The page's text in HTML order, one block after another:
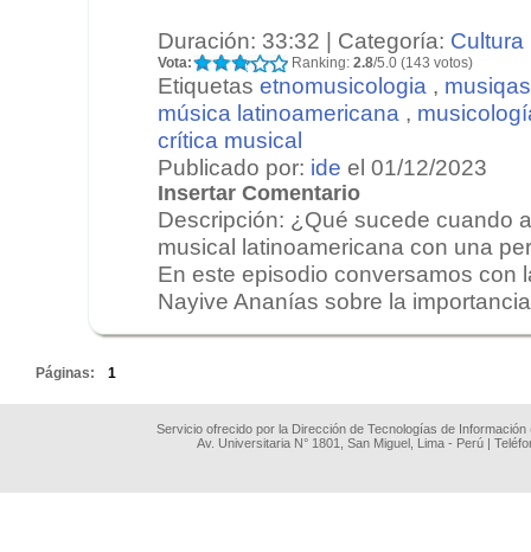
Duración: 33:32 | Categoría: Cultura
Vota: Ranking: 2.8/5.0 (143 votos)
Etiquetas etnomusicologia , musiqas
música latinoamericana ,
crítica musical
Publicado por: ide el 01/12/2023
Insertar Comentario
Descripción: ¿Qué sucede cuando
musical latinoamericana con una
En este episodio conversamos con
Nayive Ananías sobre la
Páginas: 1
Servicio ofrecido por la Dirección de Tecnologías de
Av. Universitaria N° 1801, San Miguel, Lima - Perú |